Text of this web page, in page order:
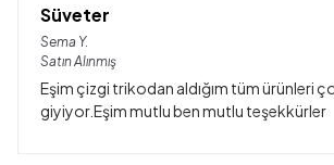
Süveter
Sema Y.
Satın Alınmış
Eşim çizgi trikodan aldığım tüm ürünleri
giyiyor.Eşim mutlu ben mutlu teşekkürler